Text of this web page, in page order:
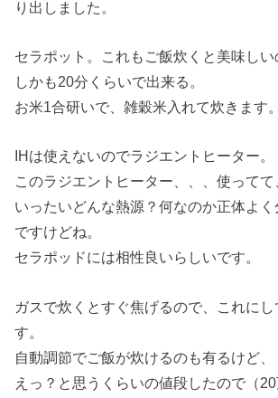
り出しました。
セラポット。これもご飯炊くと美味しい
しかも20分くらいで出来る。
お米1合研いで、雑穀米入れて炊きます。
IHは使えないのでラジエントヒーター。
このラジエントヒーター、、、使ってて
いったいどんな熱源？何なのか正体よ
ですけどね。
セラポッドには相性良いらしいです。
ガスで炊くとすぐ焦げるので、これに
す。
自動調節でご飯が炊けるのも有るけど、
えっ？と思うくらいの値段したので（20